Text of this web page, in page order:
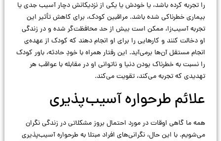
را تجربه کرده باشد، یا خودش یا یکی از نزدیکانش دچار آسیب جدی یا
بیماری خطرناکی شده باشد. مراقبین کودک، برای کاهش تأثیر این
تجربه آسیب‌زا، ممکن است بیش از حد محافظت‌گر شده و در زندگی
او دخالت کنند و کارهایی را برای او انجام دهند که کودک از عهده‌ی
انجام مستقل آن‌ها برمی‌آید. این رفتار همراه با خودِ حادثه، باور کودک
را نسبت به خطرناک بودن دنیا و ناتوانی او در مقابله با عواقب هر
تهدیدی که تجربه می‌کند، تقویت می‌کند.
علائم طرحواره آسیب‌پذیری
همه ما گاهی اوقات در مورد احتمال بروز مشکلاتی در زندگی نگران
می‌شویم. با این حال، نگرانی‌های افراد مبتلا به طرحواره آسیب‌پذیری